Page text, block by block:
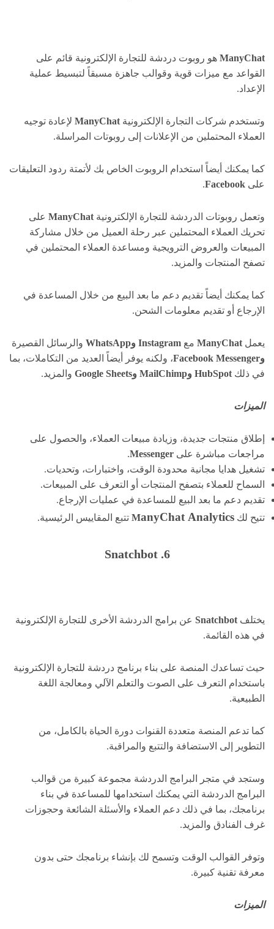
ManyChat هو روبوت دردشة للتجارة الإلكترونية قائم على
القواعد مع ميزات قوية وقوالب جاهزة مسبقاً لتبسيط عملية
الإعداد.
وتستخدم شركات التجارة الإلكترونية ManyChat لإعادة توجيه
العملاء المحتملين من الإعلانات إلى روبوتات المراسلة.
كما يمكنك أيضاً استخدام الروبوت الخاص بك لأتمتة ردود التعليقات
على Facebook
.
وتعمل روبوتات الدردشة للتجارة الإلكترونية ManyChat على
تحريك العملاء المحتملين عبر رحلة العميل من خلال مشاركة
المبيعات والعروض الترويجية ومساعدة العملاء المحتملين في
تصفح المنتجات والمزيد.
كما يمكنك أيضاً تقديم دعم ما بعد البيع من خلال المساعدة في
الإرجاع أو تقديم معلومات الشحن.
يعمل ManyChat مع Instagram وWhatsApp
والرسائل القصيرة
وFacebookMessenger
، ولكنه يوفر أيضاً العديد من التكاملات، بما
في ذلك HubSpot وMailChimp وGoogle Sheets والمزيد.
الميزات
إطلاق منتجات جديدة، وزيادة مبيعات العملاء، والحصول على
مراجعات مباشرة على Messenger
.
تشغيل هدايا مجانية محدودة الوقت، واختبارات، وتحديات.
السماح للعملاء بتصفح المنتجات أو التعرف على المبيعات.
تقديم دعم ما بعد البيع للمساعدة في عمليات الإرجاع.
تتيح لك
ManyChat Analytics تتبع المقاييس الرئيسية.
6. Snatchbot
يختلف Snatchbot عن برامج الدردشة الأخرى للتجارة الإلكترونية
في هذه القائمة.
حيث تساعدك المنصة على بناء برنامج دردشة للتجارة الإلكترونية
باستخدام التعرف على الصوت والتعلم الآلي ومعالجة اللغة
الطبيعية.
كما تدعم المنصة متعددة القنوات دورة الحياة بالكامل، من
التطوير إلى الاستضافة والتتبع والمراقبة.
وستجد في متجر البرامج الدردشة مجموعة كبيرة من قوالب
البرامج الدردشة التي يمكنك استخدامها للمساعدة في بناء
برنامجك، بما في ذلك دعم العملاء والأسئلة الشائعة وحجوزات
غرف الفنادق والمزيد.
وتوفر القوالب الوقت وتسمح لك بإنشاء برنامجك حتى بدون
معرفة تقنية كبيرة.
الميزات